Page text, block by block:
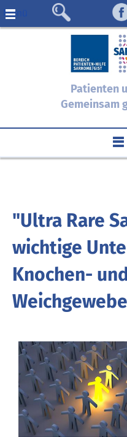
Menü
Patienten
Gemeinsam
"Ultra Rare
wichtige
Knochen- und